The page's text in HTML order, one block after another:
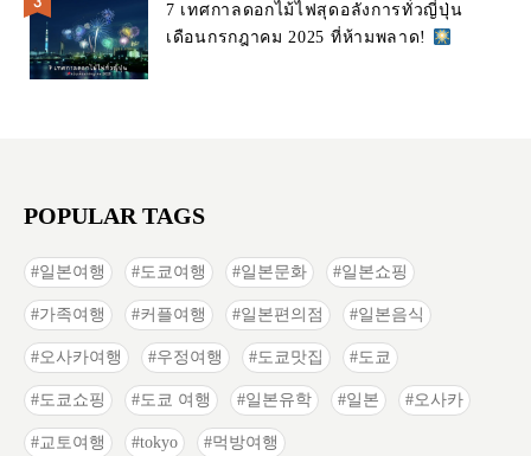
7 เทศกาลดอกไม้ไฟสุดอลังการทั่วญี่ปุ่น
เดือนกรกฎาคม 2025 ที่ห้ามพลาด!
POPULAR TAGS
일본여행 도쿄여행 일본문화 일본쇼핑
가족여행 커플여행 일본편의점 일본음식
오사카여행 우정여행 도쿄맛집 도쿄
도쿄쇼핑 도쿄 여행 일본유학 일본 오사카
교토여행 tokyo 먹방여행